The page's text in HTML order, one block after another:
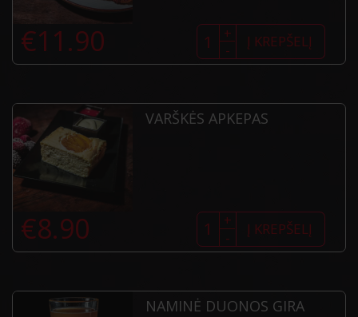
€11.90 produkto
kiekis:
Bulviniai
blynai
-
+ Į KREPŠELĮ
VARŠKĖS APKEPAS
€8.90 produkto
kiekis:
Varškės
apkepas
-
+ Į KREPŠELĮ
NAMINĖ DUONOS GIRA